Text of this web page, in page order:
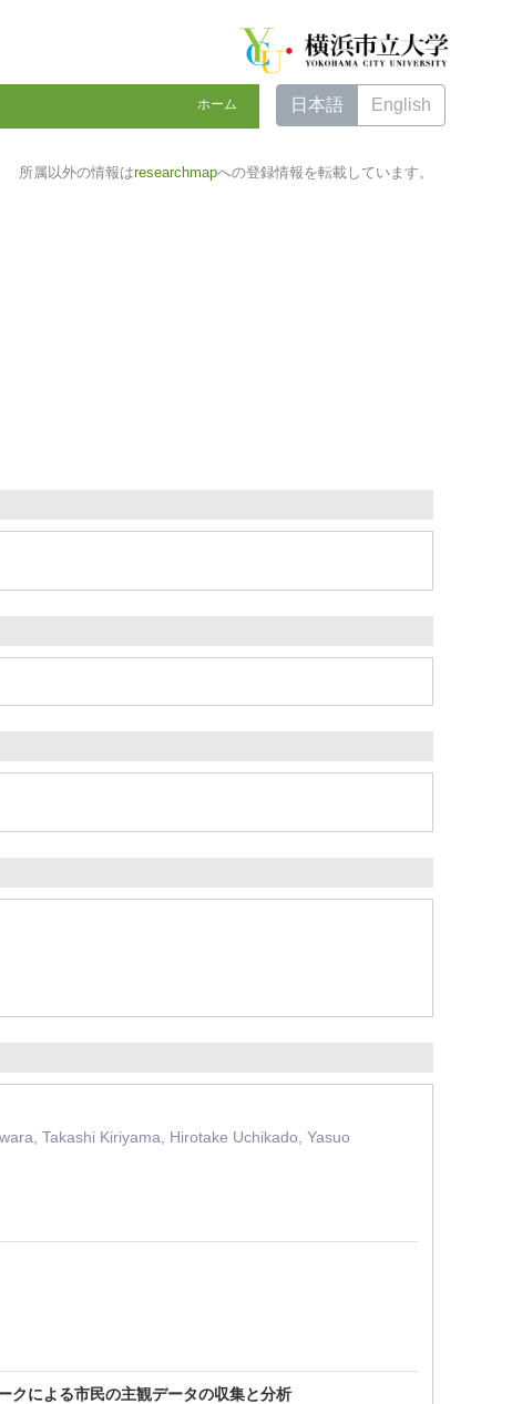
ホーム 日本語 English
所属以外の情報はresearchmapへの登録情報を転載しています。
Takashi Kiriyama, Hirotake Uchikado, Yasuo
クによる市民の主観データの収集と分析